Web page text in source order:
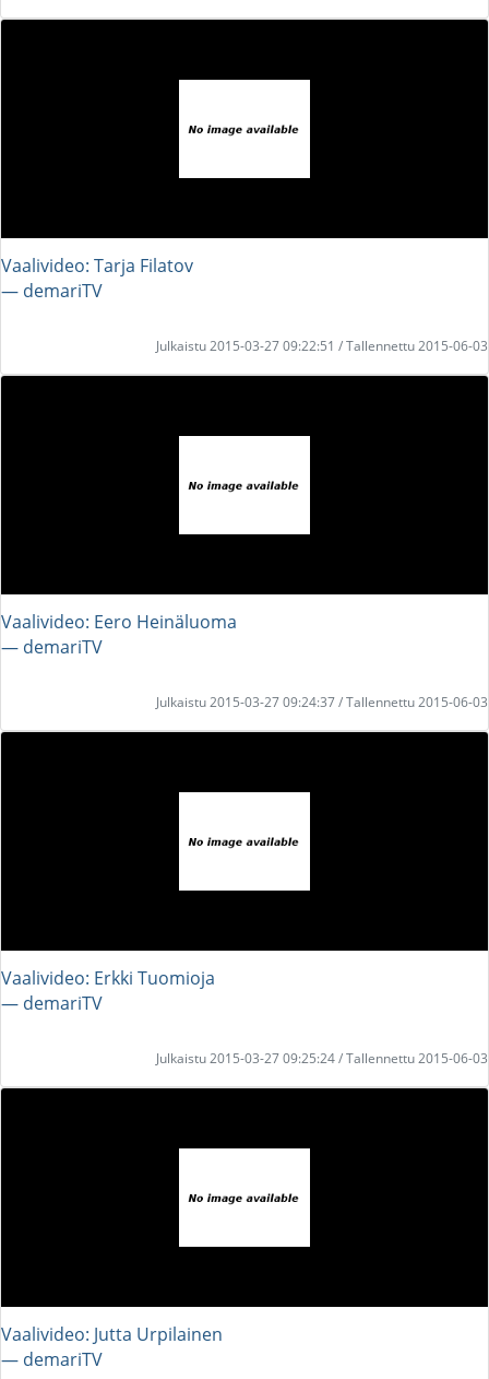
Vaalivideo: Tarja Filatov
― demariTV
Julkaistu 2015-03-27 09:22:51 / Tallennettu 2015-06-03
Vaalivideo: Eero Heinäluoma
― demariTV
Julkaistu 2015-03-27 09:24:37 / Tallennettu 2015-06-03
Vaalivideo: Erkki Tuomioja
― demariTV
Julkaistu 2015-03-27 09:25:24 / Tallennettu 2015-06-03
Vaalivideo: Jutta Urpilainen
― demariTV